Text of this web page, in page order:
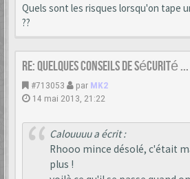
Quels sont les risques lorsqu'on tape
??
Re: Quelques conseils de sécurité ...
#713053 par MK2
14 mai 2013, 21:22
Calouuuu a écrit :
Rhooo mince désolé, c'était
plus !